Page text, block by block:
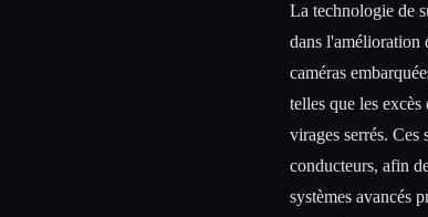
La technologie de
dans l'amélioration
caméras
telles que les excès
virages serrés. Ces
conducteurs, afin
systèmes avancés